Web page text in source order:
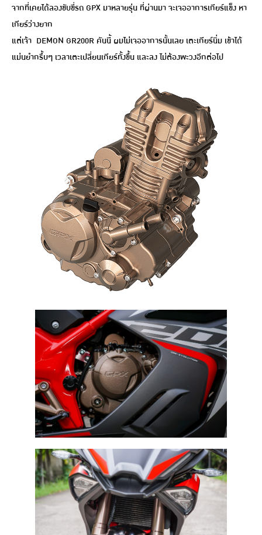
จากที่เคยได้ลองขับขี่รถ GPX มาหลายรุ่น ที่ผ่านมา จะเจออาการเกียร์แข็ง หา
เกียร์ว่างยาก
แต่เจ้า DEMON GR200R คันนี้ ผมไม่เจออาการนั้นเลย เตะเกียร์นิ่ม เข้าได้
แม่นยำกรึ้บๆ เวลาเตะเปลี่ยนเกียร์ทั้งขึ้น และลง ไม่ต้องพะวงอีกต่อไป